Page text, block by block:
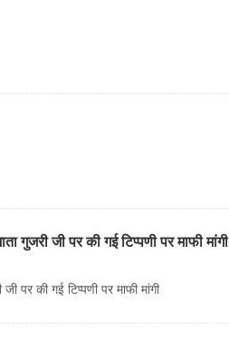
जी पर की गई टिप्पणी पर माफी मांगी
पर की गई टिप्पणी पर माफी मांगी